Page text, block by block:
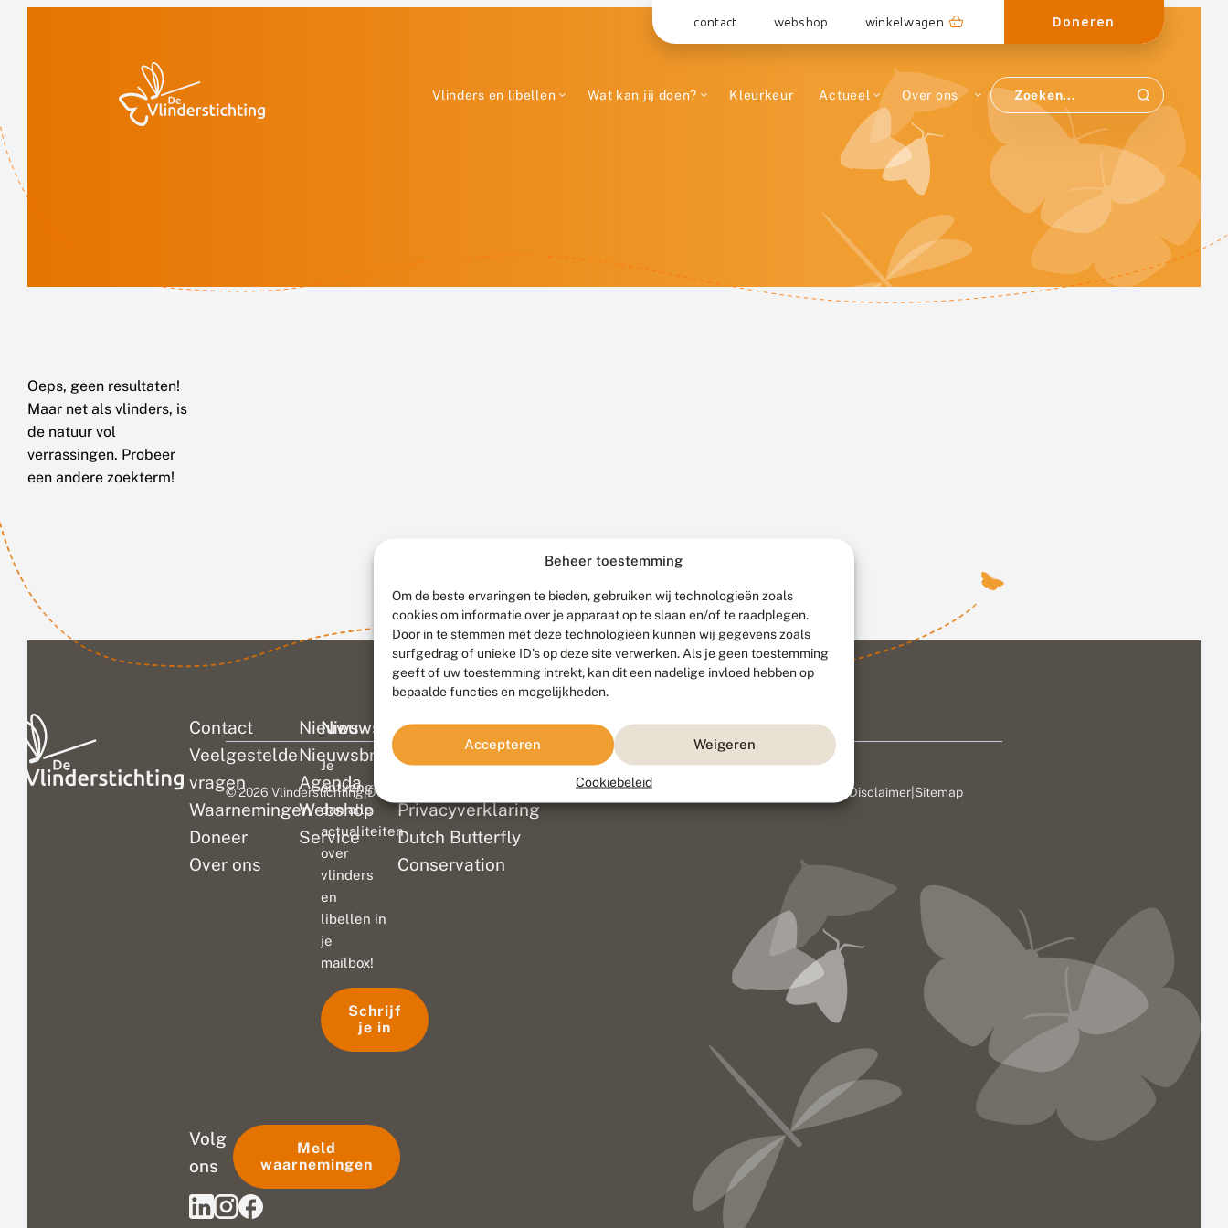
Beheer toestemming
Om de beste ervaringen te bieden, gebruiken wij technologieën zoals
cookies om informatie over je apparaat op te slaan en/of te raadplegen.
Door in te stemmen met deze technologieën kunnen wij gegevens zoals
surfgedrag of unieke ID's op deze site verwerken. Als je geen toestemming
geeft of uw toestemming intrekt, kan dit een nadelige invloed hebben op
bepaalde functies en mogelijkheden.
Accepteren Weigeren
Cookiebeleid
contact webshop winkelwagen Doneren
Vlinders en libellen Wat kan jij doen? Kleurkeur Actueel Over ons
Oeps, geen resultaten!
Maar net als vlinders, is
de natuur vol
verrassingen. Probeer
een andere zoekterm!
Contact
Veelgestelde
vragen
Waarnemingen
Doneer
Over ons
Nieuws
Nieuwsbrief
Agenda
Webshop
Service
Colofon
Disclaimer
Privacyverklaring
Dutch Butterfly
Conservation
Nieuwsbrief
Je
ontvangt
dan alle
actualiteiten
over
vlinders
en
libellen in
je
mailbox!
Schrijf
je in
Volg
ons
Meld
waarnemingen
© 2026 Vlinderstichting|Duurzaam ontwikkeld door Go2People, ontworpen door Disclaimer Sitemap